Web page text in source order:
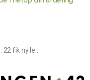
fik ny legeplads